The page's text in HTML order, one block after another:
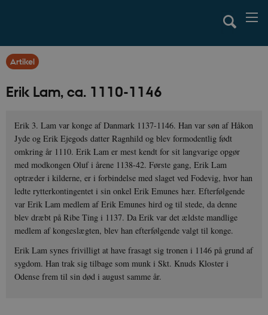
Artikel
Erik Lam, ca. 1110-1146
Erik 3. Lam var konge af Danmark 1137-1146. Han var søn af Håkon
Jyde og Erik Ejegods datter Ragnhild og blev formodentlig født
omkring år 1110. Erik Lam er mest kendt for sit langvarige opgør
med modkongen Oluf i årene 1138-42. Første gang, Erik Lam
optræder i kilderne, er i forbindelse med slaget ved Fodevig, hvor han
ledte rytterkontingentet i sin onkel Erik Emunes hær. Efterfølgende
var Erik Lam medlem af Erik Emunes hird og til stede, da denne
blev dræbt på Ribe Ting i 1137. Da Erik var det ældste mandlige
medlem af kongeslægten, blev han efterfølgende valgt til konge.
Erik Lam synes frivilligt at have frasagt sig tronen i 1146 på grund af
sygdom. Han trak sig tilbage som munk i Skt. Knuds Kloster i
Odense frem til sin død i august samme år.